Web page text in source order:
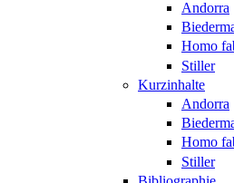
Andorra
Homo
Stiller
Kurzinhalte
Andorra
Homo
Stiller